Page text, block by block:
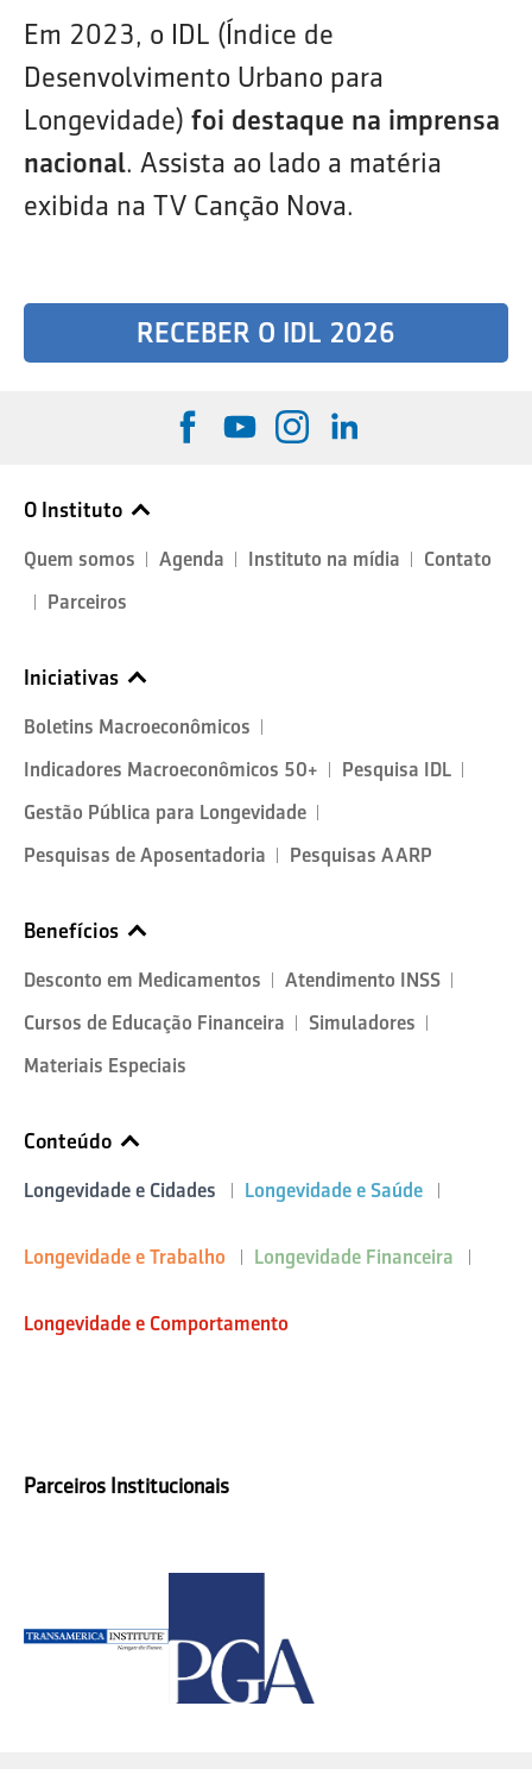
Em 2023, o IDL (Índice de
Desenvolvimento Urbano para
Longevidade) foi destaque na imprensa
nacional. Assista ao lado a matéria
exibida na TV Canção Nova.
RECEBER O IDL 2026
O Instituto
Quem somos Agenda Instituto na mídia
Contato
Parceiros
Iniciativas
Boletins Macroeconômicos
Indicadores Macroeconômicos 50+
Pesquisa IDL
Gestão Pública para Longevidade
Pesquisas de Aposentadoria
Pesquisas AARP
Benefícios
Desconto em Medicamentos
Atendimento INSS
Cursos de Educação Financeira
Simuladores
Materiais Especiais
Conteúdo
Longevidade e Cidades Longevidade e Saúde
Longevidade e Trabalho Longevidade Financeira
Longevidade e Comportamento
Parceiros Institucionais